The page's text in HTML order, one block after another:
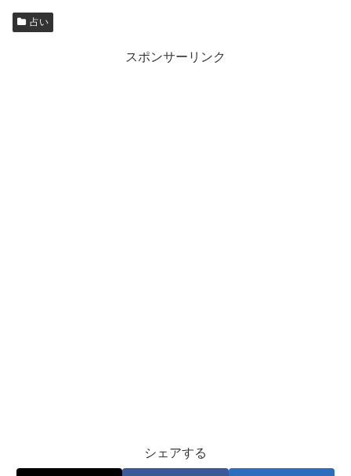
占い
スポンサーリンク
シェアする